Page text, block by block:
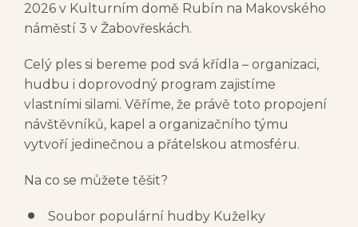
2026 v Kulturním domě Rubín na Makovského
náměstí 3 v Žabovřeskách.
Celý ples si bereme pod svá křídla – organizaci,
hudbu i doprovodný program zajistíme
vlastními silami. Věříme, že právě toto propojení
návštěvníků, kapel a organizačního týmu
vytvoří jedinečnou a přátelskou atmosféru.
Na co se můžete těšit?
Soubor populární hudby Kuželky